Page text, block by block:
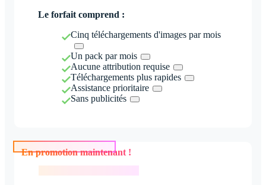
Le forfait comprend :
Cinq téléchargements d'images par mois
Un pack par mois
Aucune attribution requise
Téléchargements plus rapides
Assistance prioritaire
Sans publicités
En promotion maintenant !